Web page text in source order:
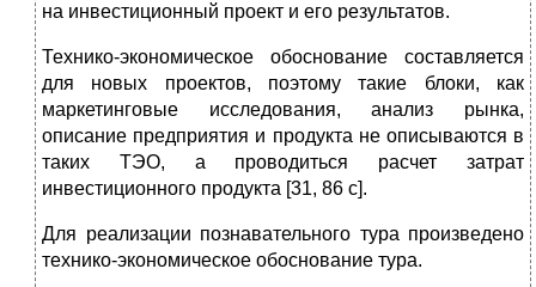
на инвестиционный проект и его результатов.
Технико-экономическое обоснование составляется
для новых проектов, поэтому такие блоки, как
маркетинговые исследования, анализ рынка,
описание предприятия и продукта не описываются в
таких ТЭО, а проводиться расчет затрат
инвестиционного продукта [31, 86 c].
Для реализации познавательного тура произведено
технико-экономическое обоснование тура.